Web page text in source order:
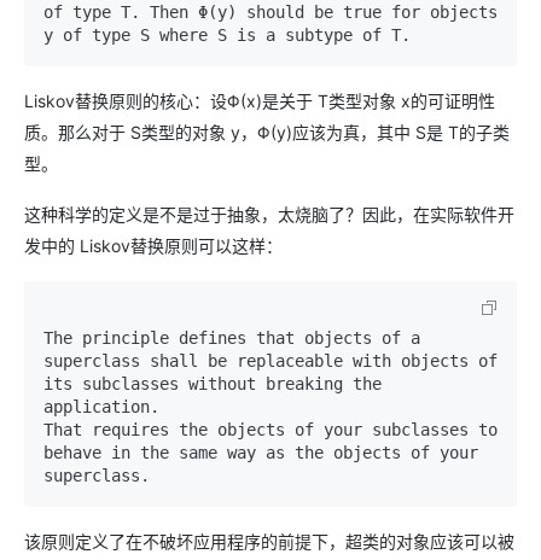
of type T. Then Φ(y) should be true for objects
Liskov替换原则的核心：设Φ(x)是关于 T类型对象 x的可证明性
质。那么对于 S类型的对象 y，Φ(y)应该为真，其中 S是 T的子类
型。
这种科学的定义是不是过于抽象，太烧脑了？因此，在实际软件开
发中的 Liskov替换原则可以这样：
The principle defines that objects of a
superclass shall be replaceable with objects of
its subclasses without breaking the
application.
That requires the objects of your subclasses to
behave in the same way as the objects of your
该原则定义了在不破坏应用程序的前提下，超类的对象应该可以被